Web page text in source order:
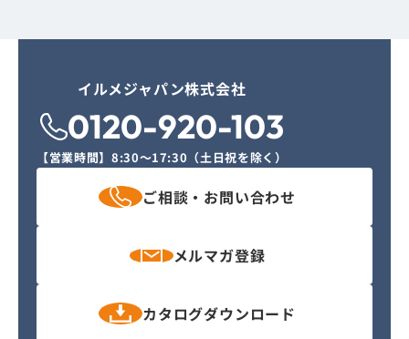
イルメジャパン株式会社
0120-920-103
【営業時間】 8:30〜17:30（土日祝を除く）
ご相談・ お問い合わせ
メルマガ登録
カタログダウンロード